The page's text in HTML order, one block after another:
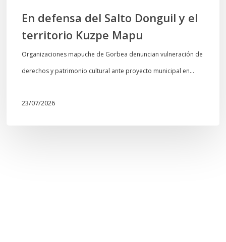
En defensa del Salto Donguil y el
territorio Kuzpe Mapu
Organizaciones mapuche de Gorbea denuncian vulneración de
derechos y patrimonio cultural ante proyecto municipal en…
23/07/2026